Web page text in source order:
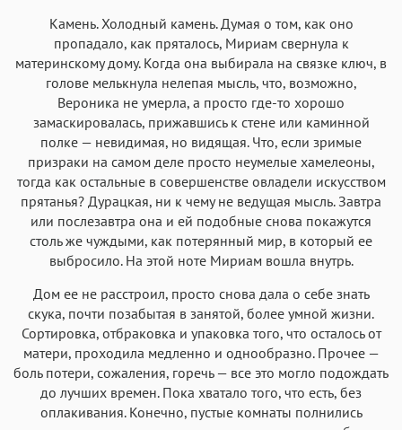
Камень. Холодный камень. Думая о том, как оно
пропадало, как пряталось, Мириам свернула к
материнскому дому. Когда она выбирала на связке ключ, в
голове мелькнула нелепая мысль, что, возможно,
Вероника не умерла, а просто где-то хорошо
замаскировалась, прижавшись к стене или каминной
полке — невидимая, но видящая. Что, если зримые
призраки на самом деле просто неумелые хамелеоны,
тогда как остальные в совершенстве овладели искусством
прятанья? Дурацкая, ни к чему не ведущая мысль. Завтра
или послезавтра она и ей подобные снова покажутся
столь же чуждыми, как потерянный мир, в который ее
выбросило. На этой ноте Мириам вошла внутрь.
Дом ее не расстроил, просто снова дала о себе знать
скука, почти позабытая в занятой, более умной жизни.
Сортировка, отбраковка и упаковка того, что осталось от
матери, проходила медленно и однообразно. Прочее —
боль потери, сожаления, горечь — все это могло подождать
до лучших времен. Пока хватало того, что есть, без
оплакивания. Конечно, пустые комнаты полнились